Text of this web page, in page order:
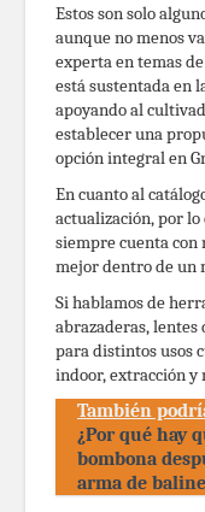
Estos son solo
aunque no menos
experta en temas
está sustentada en
apoyando al
establecer una
opción integral en
En cuanto al
actualización, por
siempre cuenta con
mejor dentro de un
Si hablamos de
abrazaderas, lentes
para distintos usos
indoor, extracción y
También
¿Por qué hay
bombona
arma de